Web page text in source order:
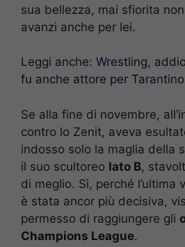
sua bellezza, mai sfiorita
avanzi anche per lei.
Leggi anche: Wrestling,
fu anche attore per Tarantino
Se alla fine di novembre,
contro lo Zenit, aveva
indosso solo la maglia della
il suo scultoreo lato B,
di meglio. Sì, perché l’ultima
è stata ancor più decisiva,
permesso di raggiungere gli
Champions League.